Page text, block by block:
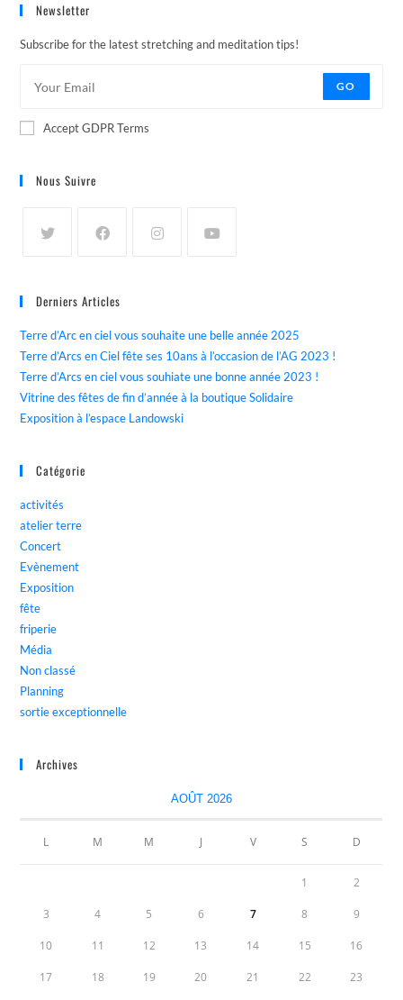
Newsletter
Subscribe for the latest stretching and meditation tips!
GO
Accept GDPR Terms
Nous Suivre
Derniers Articles
Terre d’Arc en ciel vous souhaite une belle année 2025
Terre d’Arcs en Ciel fête ses 10ans à l’occasion de l’AG 2023 !
Terre d’Arcs en ciel vous souhiate une bonne année 2023 !
Vitrine des fêtes de fin d’année à la boutique Solidaire
Exposition à l’espace Landowski
Catégorie
activités
atelier terre
Concert
Evènement
Exposition
fête
friperie
Média
Non classé
Planning
sortie exceptionnelle
Archives
AOÛT 2026
L M M J V S D
1 2
3 4 5 6 7 8 9
10 11 12 13 14 15 16
17 18 19 20 21 22 23